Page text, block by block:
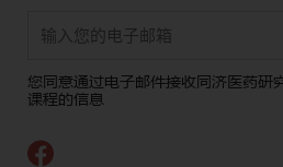
Alternative:
您同意通过电子邮件接收同济医药研
课程的信息